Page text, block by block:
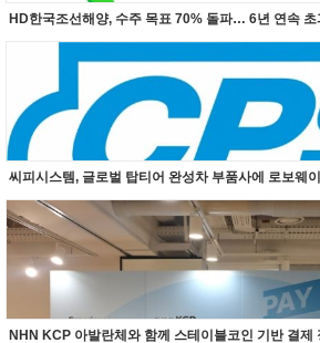
HD한국조선해양, 수주 목표 70% 돌파… 6년 연속 초
씨피시스템, 글로벌 탑티어 완성차 부품사에 로보웨
NHN KCP 아발란체와 함께 스테이블코인 기반 결제